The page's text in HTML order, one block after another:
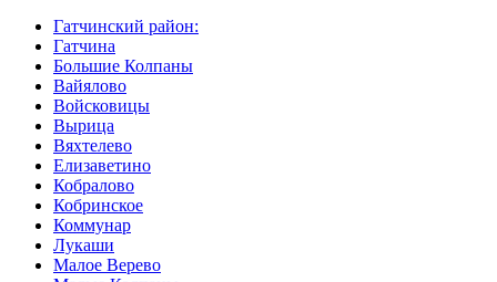
Гатчинский район:
Гатчина
Большие Колпаны
Вайялово
Войсковицы
Вырица
Вяхтелево
Елизаветино
Кобралово
Кобринское
Коммунар
Лукаши
Малое Верево